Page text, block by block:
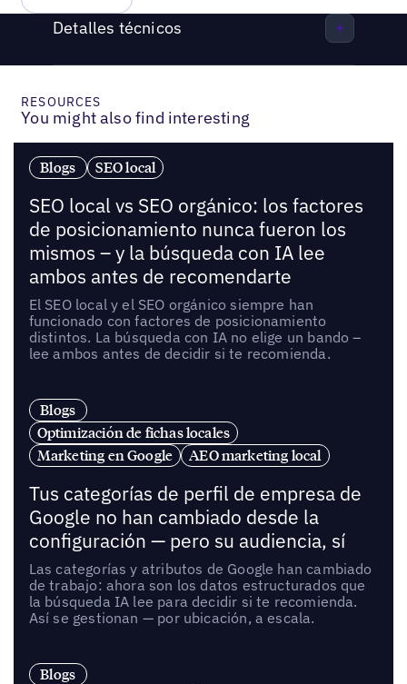
Detalles técnicos
RESOURCES
You might also find interesting
Blogs SEO local
SEO local vs SEO orgánico: los factores
de posicionamiento nunca fueron los
mismos – y la búsqueda con IA lee
ambos antes de recomendarte
El SEO local y el SEO orgánico siempre han
funcionado con factores de posicionamiento
distintos. La búsqueda con IA no elige un bando –
lee ambos antes de decidir si te recomienda.
Blogs
Optimización de fichas locales
Marketing en Google
AEO marketing local
Tus categorías de perfil de empresa de
Google no han cambiado desde la
configuración — pero su audiencia, sí
Las categorías y atributos de Google han cambiado
de trabajo: ahora son los datos estructurados que
la búsqueda IA lee para decidir si te recomienda.
Así se gestionan — por ubicación, a escala.
Blogs